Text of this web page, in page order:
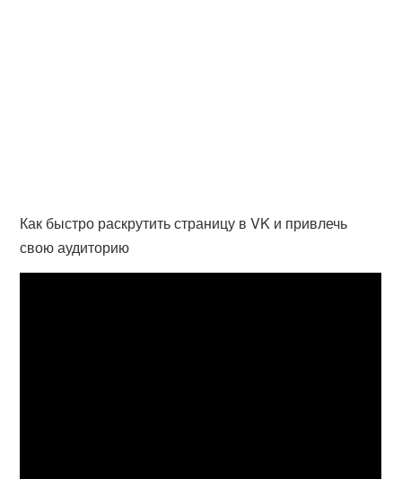
Как быстро раскрутить страницу в VK и привлечь
свою аудиторию